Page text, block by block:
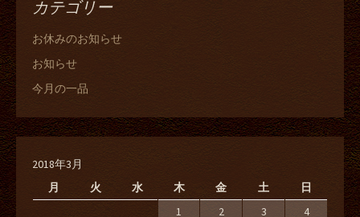
カテゴリー
お休みのお知らせ
お知らせ
今月の一品
2018年3月
月
火 水 木 金 土 日
1 2 3
4